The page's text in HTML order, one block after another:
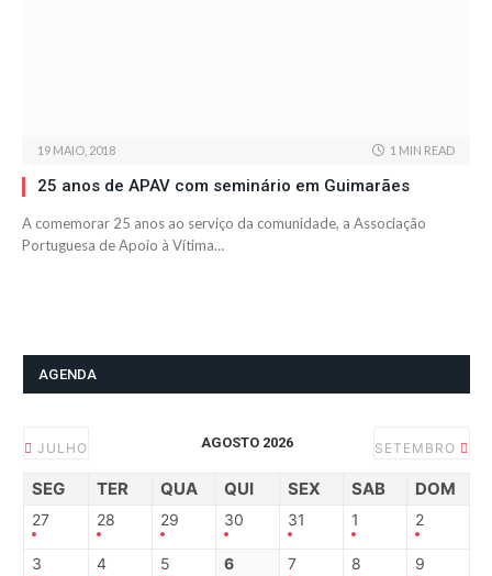
19 MAIO, 2018 1 MIN READ
25 anos de APAV com seminário em Guimarães
A comemorar 25 anos ao serviço da comunidade, a Associação
Portuguesa de Apoio à Vítima…
AGENDA
JULHO AGOSTO 2026 SETEMBRO
SEG TER QUA QUI SEX SAB DOM
27 28 29 30 31 1 2
3 4 5 6 7 8 9